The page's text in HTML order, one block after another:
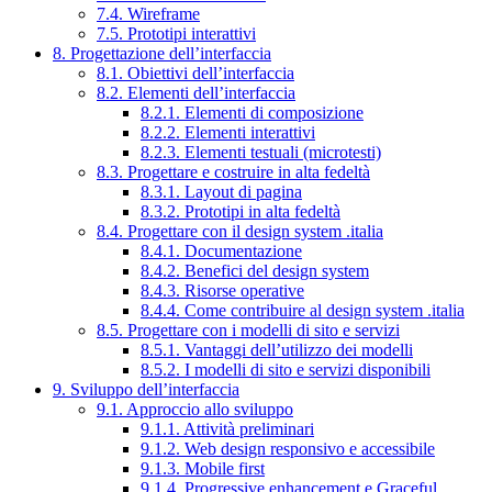
7.4. Wireframe
7.5. Prototipi interattivi
8. Progettazione dell’interfaccia
8.1. Obiettivi dell’interfaccia
8.2. Elementi dell’interfaccia
8.2.1. Elementi di composizione
8.2.2. Elementi interattivi
8.2.3. Elementi testuali (microtesti)
8.3. Progettare e costruire in alta fedeltà
8.3.1. Layout di pagina
8.3.2. Prototipi in alta fedeltà
8.4. Progettare con il design system .italia
8.4.1. Documentazione
8.4.2. Benefici del design system
8.4.3. Risorse operative
8.4.4. Come contribuire al design system .italia
8.5. Progettare con i modelli di sito e servizi
8.5.1. Vantaggi dell’utilizzo dei modelli
8.5.2. I modelli di sito e servizi disponibili
9. Sviluppo dell’interfaccia
9.1. Approccio allo sviluppo
9.1.1. Attività preliminari
9.1.2. Web design responsivo e accessibile
9.1.3. Mobile first
9.1.4. Progressive enhancement e Graceful